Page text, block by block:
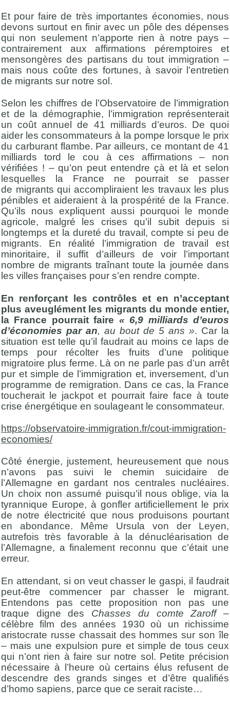
Et pour faire de très importantes économies, nous
devons surtout en finir avec un pôle des dépenses
qui non seulement n’apporte rien à notre pays –
contrairement aux affirmations péremptoires et
mensongères des partisans du tout immigration –
mais nous coûte des fortunes, à savoir l’entretien
de migrants sur notre sol.
Selon les chiffres de l’Observatoire de l’immigration
et de la démographie, l’immigration représenterait
un coût annuel de 41 milliards d’euros. De quoi
aider les consommateurs à la pompe lorsque le prix
du carburant flambe. Par ailleurs, ce montant de 41
milliards tord le cou à ces affirmations – non
vérifiées ! – qu’on peut entendre çà et là et selon
lesquelles la France ne pourrait se passer
de migrants qui accompliraient les travaux les plus
pénibles et aideraient à la prospérité de la France.
Qu’ils nous expliquent aussi pourquoi le monde
agricole, malgré les crises qu’il subit depuis si
longtemps et la dureté du travail, compte si peu de
migrants. En réalité l’immigration de travail est
minoritaire, il suffit d’ailleurs de voir l’important
nombre de migrants traînant toute la journée dans
les villes françaises pour s’en rendre compte.
En renforçant les contrôles et en n’acceptant
plus aveuglément les migrants du monde entier,
la France pourrait faire « 6,9 milliards d’euros
d’économies par an, au bout de 5 ans ». Car la
situation est telle qu’il faudrait au moins ce laps de
temps pour récolter les fruits d’une politique
migratoire plus ferme. Là on ne parle pas d’un arrêt
pur et simple de l’immigration et, inversement, d’un
programme de remigration. Dans ce cas, la France
toucherait le jackpot et pourrait faire face à toute
crise énergétique en soulageant le consommateur.
https://observatoire-immigration.fr/cout-immigration-
economies/
Côté énergie, justement, heureusement que nous
n’avons pas suivi le chemin suicidaire de
l’Allemagne en gardant nos centrales nucléaires.
Un choix non assumé puisqu’il nous oblige, via la
tyrannique Europe, à gonfler artificiellement le prix
de notre électricité que nous produisons pourtant
en abondance. Même Ursula von der Leyen,
autrefois très favorable à la dénucléarisation de
l’Allemagne, a finalement reconnu que c’était une
erreur.
En attendant, si on veut chasser le gaspi, il faudrait
peut-être commencer par chasser le migrant.
Entendons pas cette proposition non pas une
traque digne des Chasses du comte Zaroff–
célèbre film des années 1930 où un richissime
aristocrate russe chassait des hommes sur son île
– mais une expulsion pure et simple de tous ceux
qui n’ont rien à faire sur notre sol. Petite précision
nécessaire à l’heure où certains élus refusent de
descendre des grands singes et d’être qualifiés
d’homo sapiens, parce que ce serait raciste…